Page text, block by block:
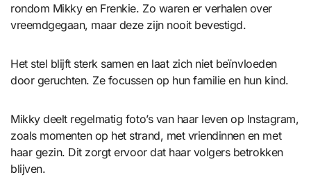
rondom Mikky en Frenkie. Zo waren er verhalen over
vreemdgegaan, maar deze zijn nooit bevestigd.
Het stel blijft sterk samen en laat zich niet beïnvloeden
door geruchten. Ze focussen op hun familie en hun kind.
Mikky deelt regelmatig foto’s van haar leven op Instagram,
zoals momenten op het strand, met vriendinnen en met
haar gezin. Dit zorgt ervoor dat haar volgers betrokken
blijven.